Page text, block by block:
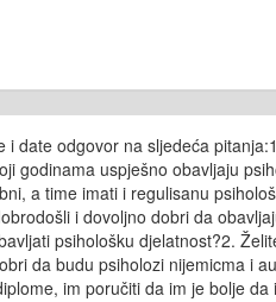
date odgovor na sljedeća
godinama uspješno obavljaju
a time imati i regulisanu
i dovoljno dobri da
psihološku djelatnost?2.
da budu psiholozi nijemicma i
im poručiti da im je bolje